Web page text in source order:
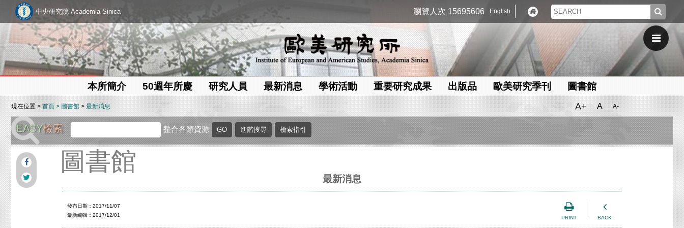
中央研究院 Academia Sinica 瀏覽人次 15695606 English
本所簡介 50週年所慶 研究人員 最新消息 學術活動 重要研究成果 出版品 歐美研究季刊 圖書館
現在位置 >首頁 >圖書館>最新消息 A+ A A-
EASY檢索 整合各類資源
圖書館
最新消息
PRINT BACK
發布日期：2017/11/07
最新編輯：2017/12/01